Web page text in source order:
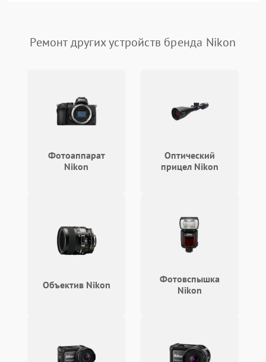
Запотевание линз 3000 ₽ Подробнее →
Потеря резкости Подробнее →
Ремонт других устройств бренда Nikon
Фотоаппарат
Nikon
Оптический
прицел Nikon
Объектив Nikon
Фотовспышка
Nikon